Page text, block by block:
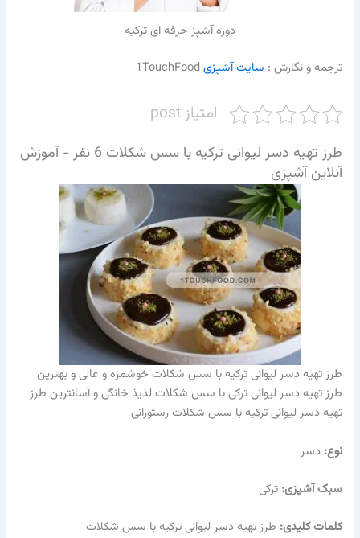
دوره آشپز حرفه ای ترکیه
ترجمه و نگارش : سایت آشپزی1TouchFood
امتیاز post
طرز تهیه دسر لیوانی ترکیه با سس شکلات 6 نفر - آموزش
آنلاین آشپزی
طرز تهیه دسر لیوانی ترکیه با سس شکلات خوشمزه و عالی و بهترین
طرز تهیه دسر لیوانی ترکی با سس شکلات لذیذ خانگی و آسانترین طرز
تهیه دسر لیوانی ترکیه با سس شکلات رستورانی
نوع:دسر
سبک آشپزی:ترکی
کلمات کلیدی: طرز تهیه دسر لیوانی ترکیه با سس شکلات